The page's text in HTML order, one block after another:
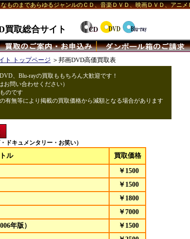
ものまであらゆるジャンルのＣＤ、音楽ＤＶＤ、映画ＤＶＤ、アニ
買取総合サイト
ト トップページ ＞邦画DVD高価買取表
、Blu-rayの買取ももちろん大歓迎です！
問い合わせください）
のです
無等により掲載の買取価格から減額となる場合があります
ドキュメンタリー・お笑い）
ル 買取価格
￥1500
￥1500
￥1800
￥7000
年版）
￥1500